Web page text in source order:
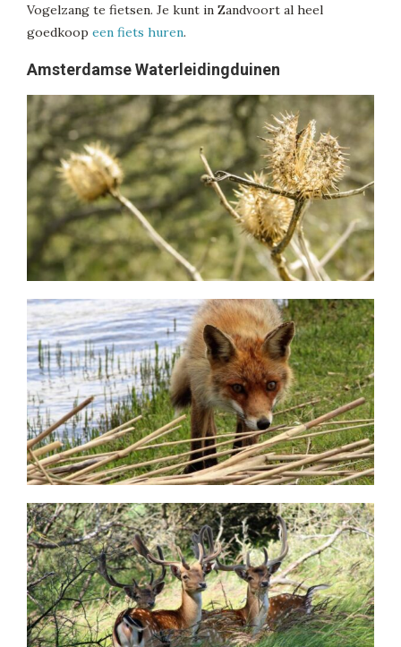
Vogelzang te fietsen. Je kunt in Zandvoort al heel
goedkoop een fiets huren.
Amsterdamse Waterleidingduinen